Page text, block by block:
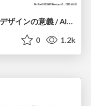
0 1.2k